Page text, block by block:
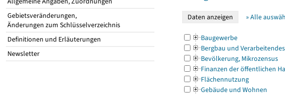
Gebietsveränderungen,
Änderungen zum Schlüsselverzeichnis
Definitionen und Erläuterungen
Newsletter
» Alle
Baugewerbe
Bergbau und
Bevölkerung, Mikrozensus
Finanzen der öffentlichen
Flächennutzung
Gebäude und Wohnen